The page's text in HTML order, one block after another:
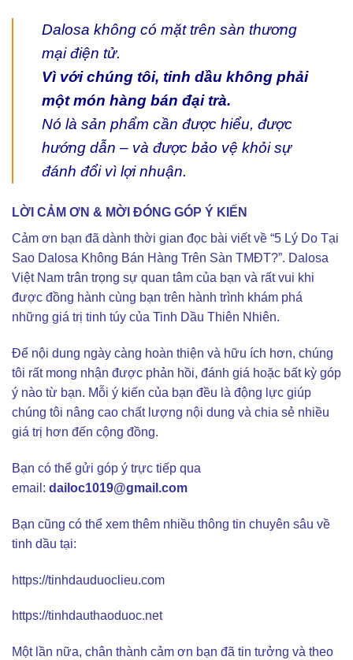
Dalosa không có mặt trên sàn thương
mại điện tử.
Vì với chúng tôi, tinh dầu không phải
một món hàng bán đại trà.
Nó là sản phẩm cần được hiểu, được
hướng dẫn – và được bảo vệ khỏi sự
đánh đổi vì lợi nhuận.
LỜI CẢM ƠN & MỜI ĐÓNG GÓP Ý KIẾN
Cảm ơn bạn đã dành thời gian đọc bài viết về “5 Lý Do Tại
Sao Dalosa Không Bán Hàng Trên Sàn TMĐT?”. Dalosa
Việt Nam trân trọng sự quan tâm của bạn và rất vui khi
được đồng hành cùng bạn trên hành trình khám phá
những giá trị tinh túy của Tinh Dầu Thiên Nhiên.
Để nội dung ngày càng hoàn thiện và hữu ích hơn, chúng
tôi rất mong nhận được phản hồi, đánh giá hoặc bất kỳ góp
ý nào từ bạn. Mỗi ý kiến của bạn đều là động lực giúp
chúng tôi nâng cao chất lượng nội dung và chia sẻ nhiều
giá trị hơn đến cộng đồng.
Bạn có thể gửi góp ý trực tiếp qua
email: dailoc1019@gmail.com
Bạn cũng có thể xem thêm nhiều thông tin chuyên sâu về
tinh dầu tại:
https://tinhdauduoclieu.com
https://tinhdauthaoduoc.net
Một lần nữa, chân thành cảm ơn bạn đã tin tưởng và theo